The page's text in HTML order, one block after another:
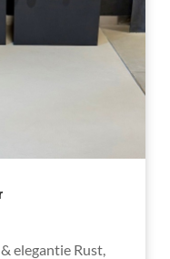
elegantie Rust,